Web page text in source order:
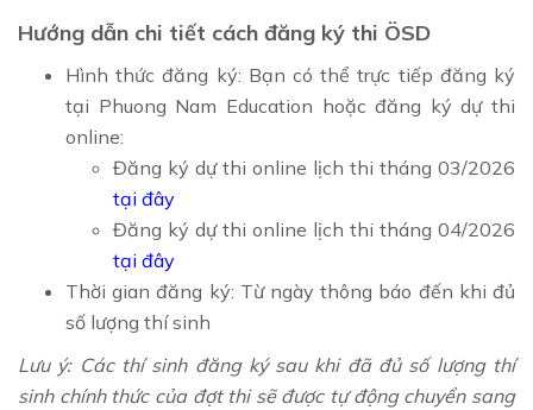
Hướng dẫn chi tiết cách đăng ký thi ÖSD
Hình thức đăng ký: Bạn có thể trực tiếp đăng ký
tại Phuong Nam Education hoặc đăng ký dự thi
online:
Đăng ký dự thi online lịch thi tháng 03/2026
tại đây
Đăng ký dự thi online lịch thi tháng 04/2026
tại đây
Thời gian đăng ký: Từ ngày thông báo đến khi đủ
số lượng thí sinh
Lưu ý: Các thí sinh đăng ký sau khi đã đủ số lượng thí
sinh chính thức của đợt thi sẽ được tự động chuyển sang